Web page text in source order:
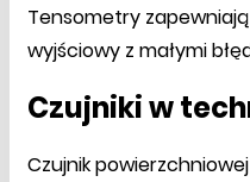
Tensometry
wyjściowy z małymi
Czujniki w
Czujnik